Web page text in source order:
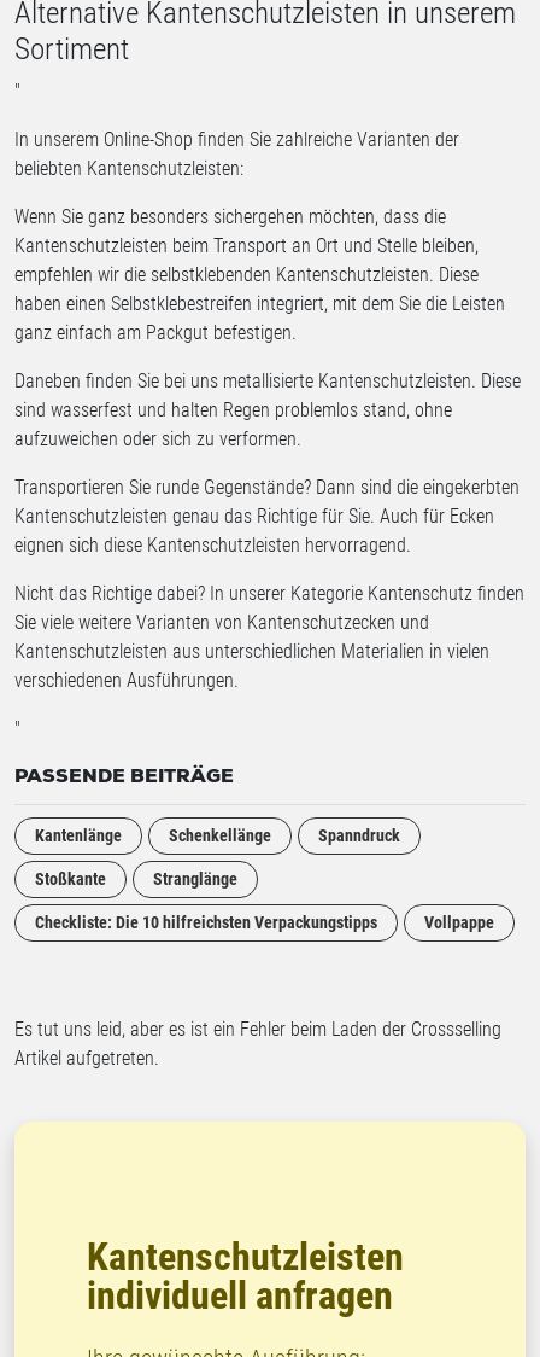
Alternative Kantenschutzleisten in unserem
Sortiment
"
In unserem Online-Shop finden Sie zahlreiche Varianten der
beliebten Kantenschutzleisten:
Wenn Sie ganz besonders sichergehen möchten, dass die
Kantenschutzleisten beim Transport an Ort und Stelle bleiben,
empfehlen wir die selbstklebenden Kantenschutzleisten. Diese
haben einen Selbstklebestreifen integriert, mit dem Sie die Leisten
ganz einfach am Packgut befestigen.
Daneben finden Sie bei uns metallisierte Kantenschutzleisten. Diese
sind wasserfest und halten Regen problemlos stand, ohne
aufzuweichen oder sich zu verformen.
Transportieren Sie runde Gegenstände? Dann sind die eingekerbten
Kantenschutzleisten genau das Richtige für Sie. Auch für Ecken
eignen sich diese Kantenschutzleisten hervorragend.
Nicht das Richtige dabei? In unserer Kategorie Kantenschutz finden
Sie viele weitere Varianten von Kantenschutzecken und
Kantenschutzleisten aus unterschiedlichen Materialien in vielen
verschiedenen Ausführungen.
"
PASSENDE BEITRÄGE
Kantenlänge Schenkellänge Spanndruck
Stoßkante Stranglänge
Checkliste: Die 10 hilfreichsten Verpackungstipps Vollpappe
Es tut uns leid, aber es ist ein Fehler beim Laden der Crossselling
Artikel aufgetreten.
Kantenschutzleisten
individuell anfragen